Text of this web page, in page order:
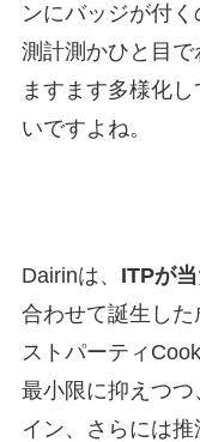
ンにバッジが付
測計測かひと目
ますます多様化
いですよね。
Dairinは、 ITPが
合わせて誕生し
ストパーティ
最小限に抑えつ
イン、さらには